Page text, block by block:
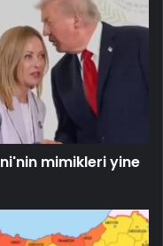
mimikleri yine